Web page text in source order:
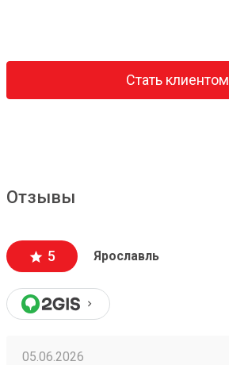
Стать клиентом
Отзывы
5 Ярославль
05.06.2026